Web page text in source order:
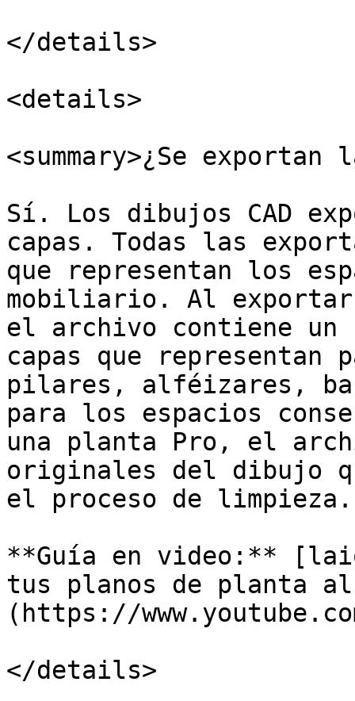
</details>
<details>
<summary>¿Se exportan
Sí. Los dibujos CAD
capas. Todas las
que representan los
mobiliario. Al exportar
el archivo contiene un
capas que representan
pilares, alféizares,
para los espacios
una planta Pro, el
originales del dibujo
el proceso de limpieza.
**Guía en video:**
tus planos de planta
(https://
</details>